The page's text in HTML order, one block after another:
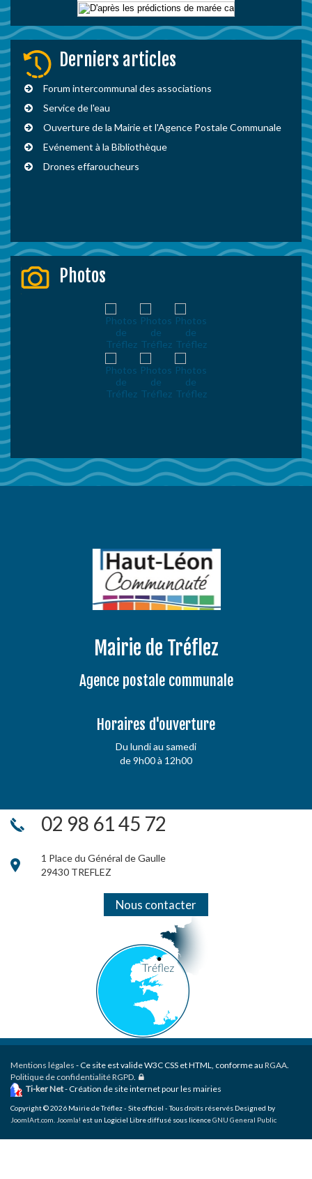
Derniers articles
Forum intercommunal des associations
Service de l'eau
Ouverture de la Mairie et l'Agence Postale Communale
Evénement à la Bibliothèque
Drones effaroucheurs
Photos
Mairie de Tréflez
Agence postale communale
Horaires d'ouverture
Du lundi au samedi
de 9h00 à 12h00
02 98 61 45 72
1 Place du Général de Gaulle
29430 TREFLEZ
Nous contacter
Mentions légales - Ce site est valide W3C CSS et HTML, conforme au RGAA.
Politique de confidentialité RGPD.
Ti-ker Net- Création de site internet pour les mairies
Copyright © 2026 Mairie de Tréflez - Site officiel - Tous droits réservés Designed by
JoomlArt.com Joomla! est un Logiciel Libre diffusé sous licenceGNU General Public